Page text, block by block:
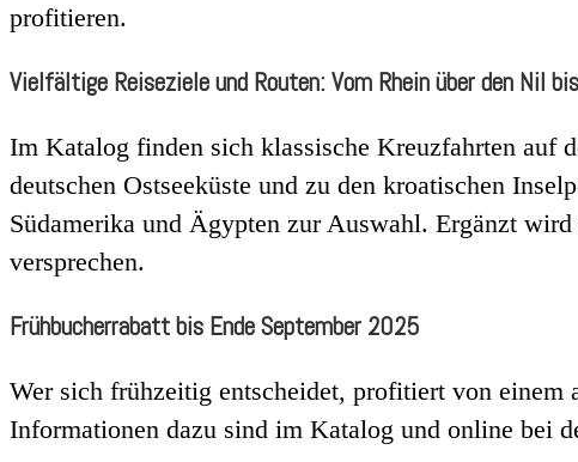
profitieren.
Vielfältige Reiseziele und Routen: Vom Rhein über den Nil
Im Katalog finden sich klassische Kreuzfahrten auf
deutschen Ostseeküste und zu den kroatischen
Südamerika und Ägypten zur Auswahl. Ergänzt
versprechen.
Frühbucherrabatt bis Ende September 2025
Wer sich frühzeitig entscheidet, profitiert von
Informationen dazu sind im Katalog und online bei